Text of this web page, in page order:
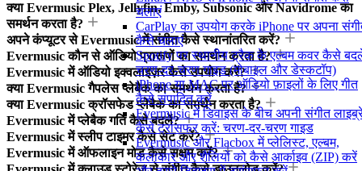
चलाएं
CarPlay का उपयोग करके iPhone पर अपना
कैसे चलाएं
Spotify पर स्थानीय ट्रैक के एल्बम कवर कैसे
चरण-दर-चरण गाइड (मोबाइल और डेस्कटॉप)
iPhone या MAC पर ऑडियो फ़ाइलों के लिए गीत
कैसे संपादित करें
Evermusic में डिवाइस के बीच अपनी संगीत
कैसे ट्रांसफर करें: चरण-दर-चरण गाइड
Evermusic और Flacbox में प्लेलिस्ट, एल्बम,
कलाकार और शैलियों को कैसे आर्काइव (ZIP) करें
क्या Evermusic Plex, Jellyfin, Emby, Subsonic और Navidrome का
समर्थन करता है?
अपने कंप्यूटर से Evermusic में संगीत कैसे स्थानांतरित करें?
Evermusic कौन से ऑडियो प्रारूपों का समर्थन करता है?
Evermusic में ऑडियो इक्वलाइज़र कैसे उपयोग करें?
क्या Evermusic गैपलेस प्लेबैक का समर्थन करता है?
क्या Evermusic क्रॉसफेड प्लेबैक का समर्थन करता है?
Evermusic में प्लेबैक गति कैसे बदलें?
Evermusic में स्लीप टाइमर कैसे सेट करें?
Evermusic में ऑफलाइन मोड कैसे सक्षम करें?